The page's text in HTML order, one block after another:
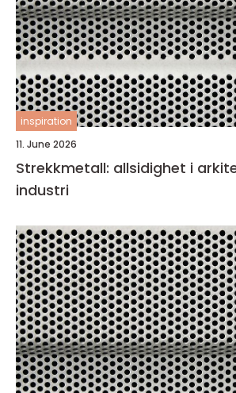
inspiration
11. June 2026
Strekkmetall: allsidighet i
industri